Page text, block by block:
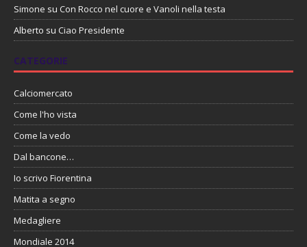
Simone su Con Rocco nel cuore e Vanoli nella testa
Alberto su Ciao Presidente
CATEGORIE
Calciomercato
Come l'ho vista
Come la vedo
Dal bancone…
Io scrivo Fiorentina
Matita a segno
Medagliere
Mondiale 2014